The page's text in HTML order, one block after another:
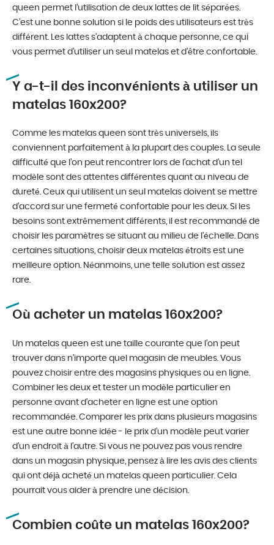
queen permet l’utilisation de deux lattes de lit séparées.
C’est une bonne solution si le poids des utilisateurs est très
différent. Les lattes s’adaptent à chaque personne, ce qui
vous permet d’utiliser un seul matelas et d’être confortable.
Y a-t-il des inconvénients à utiliser un
matelas 160x200?
Comme les matelas queen sont très universels, ils
conviennent parfaitement à la plupart des couples. La seule
difficulté que l’on peut rencontrer lors de l’achat d’un tel
modèle sont des attentes différentes quant au niveau de
dureté. Ceux qui utilisent un seul matelas doivent se mettre
d’accord sur une fermeté confortable pour les deux. Si les
besoins sont extrêmement différents, il est recommandé de
choisir les paramètres se situant au milieu de l’échelle. Dans
certaines situations, choisir deux matelas étroits est une
meilleure option. Néanmoins, une telle solution est assez
rare.
Où acheter un matelas 160x200?
Un matelas queen est une taille courante que l’on peut
trouver dans n’importe quel magasin de meubles. Vous
pouvez choisir entre des magasins physiques ou en ligne.
Combiner les deux et tester un modèle particulier en
personne avant d’acheter en ligne est une option
recommandée. Comparer les prix dans plusieurs magasins
est une autre bonne idée - le prix d’un modèle peut varier
d’un endroit à l’autre. Si vous ne pouvez pas vous rendre
dans un magasin physique, pensez à lire les avis des clients
qui ont déjà acheté un matelas queen particulier. Cela
pourrait vous aider à prendre une décision.
Combien coûte un matelas 160x200?